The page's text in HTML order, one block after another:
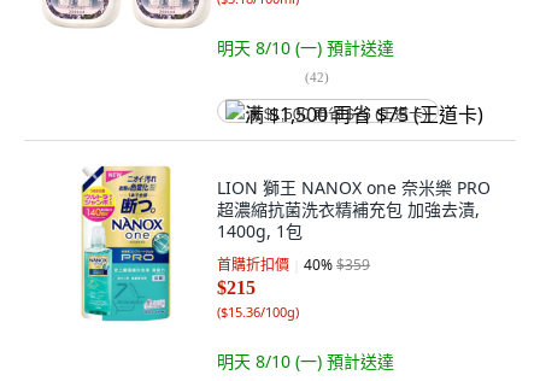
明天 8/10 (一) 預計送達
(42)
满 $1,500 再省 $75 (王道卡)
LION 獅王 NANOX one 奈米樂 PRO
超濃縮抗菌洗衣精補充包 加強去漬,
1400g, 1包
首購折扣價 40%$359
$215
($15.36/100g)
明天 8/10 (一) 預計送達